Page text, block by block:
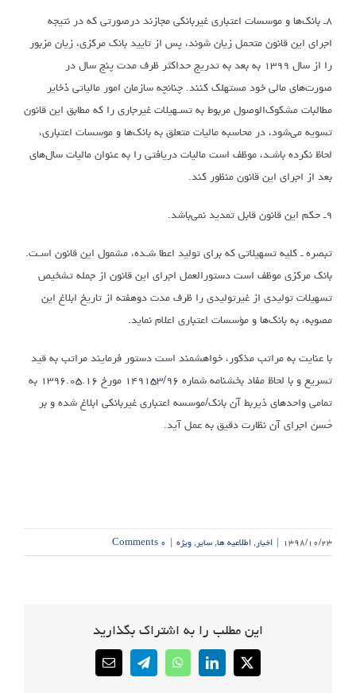
۸ـ بانک‌ها و موسسات اعتباری غیربانکی مجازند درصورتی که در نتیجه
اجرای این قانون متحمل زیان شوند، پس از تایید بانک مرکزی، زیان مزبور
را از سال ۱۳۹۹ به بعد به تدریج حداکثر ظرف مدت پنج سال در
صورت‌های مالی خود مستهلک کنند. چنانچه سازمان امور مالیاتی ذخایر
مطالبات مشکوک‌الوصول مربوط به تسـهیلات غیرجاری را که مطابق این قانون
تسویه می‌شود، در محاسبه مالیات متعلق به بانک‌ها و موسسات اعتباری،
لحاظ نکرده باشـد، موظف است مالیات دریافتی را به عنوان مالیات سال‌های
بعد از اجرای این قانون منظور کند.
۹ـ حکم این قانون قابل تمدید نمی‌باشد.
تبصره ـ کلیه تسهیلاتی که برای تولید اعطا شـده، مشمول این قانون اسـت.
بانک مرکزی موظف است دستورالعمل اجرای این قانون از جمله تشخیص
تسهیلات تولیدی از غیرتولیدی را ظرف مدت دوهفته از تاریخ ابلاغ این
مصوبه، به بانک‌ها و مؤسسات اعتباری اعلام نماید.
با عنایت به مراتب مذکور، خواهشمند است دستور فرمایند مراتب به قید
تسریع و با لحاظ مفاد بخشنامه شماره ١۴٩١۵٣/٩۶ مورخ ۱۳۹۶.۰۵.۱۶ به
تمامی واحدهای ذیربط آن بانک/موسسه اعتباری غیربانکی ابلاغ شده و بر
حُسن اجرای آن نظارت دقیق به عمل آید.
۱۳۹۸/۱۰/۲۳ | اخبار,اطلاعیه ها,سایر,ویژه | ۰ Comments
این مطلب را به اشتراک بگذارید
X
LinkedIn
WhatsApp
Telegram
Email